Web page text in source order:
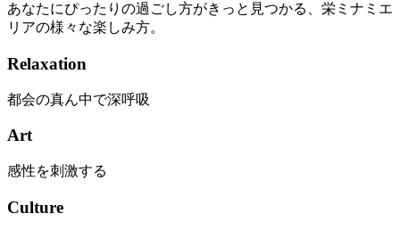
あなたにぴったりの過ごし方がきっと見つかる、栄ミナミエ
リアの様々な楽しみ方。
Relaxation
都会の真ん中で深呼吸
Art
感性を刺激する
Culture